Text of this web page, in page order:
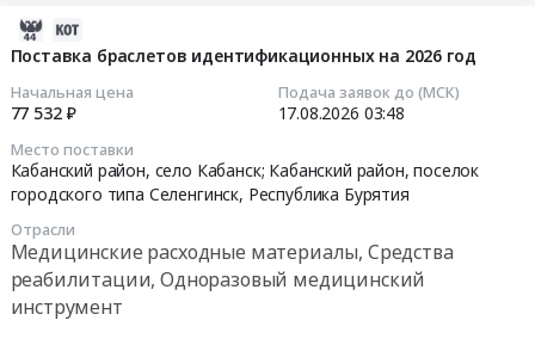
000745+АСКЕ-000752+АСКЕ-000762
Поставка браслетов идентификационных на 2026 год
Начальная цена
77 532 ₽
Подача заявок до (МСК)
17.08.2026 03:48
Место поставки
Кабанский район, село Кабанск; Кабанский район, поселок
городского типа Селенгинск, Республика Бурятия
Отрасли
Медицинские расходные материалы, Средства
реабилитации, Одноразовый медицинский
инструмент